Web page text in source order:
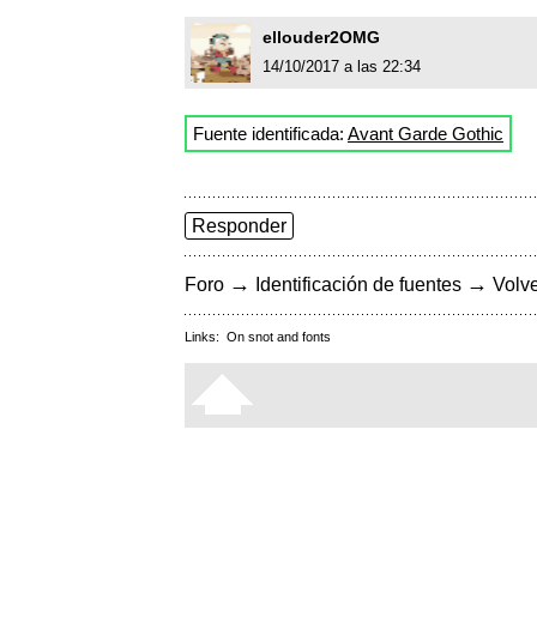
ellouder2OMG
14/10/2017 a las 22:34
Fuente identificada: Avant Garde Gothic
Responder
Foro → Identificación de fuentes →
Links: On snot and fonts